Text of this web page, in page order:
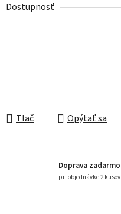
Dostupnosť
Tlač Opýtať sa
Doprava zadarmo
pri objednávke 2 kusov